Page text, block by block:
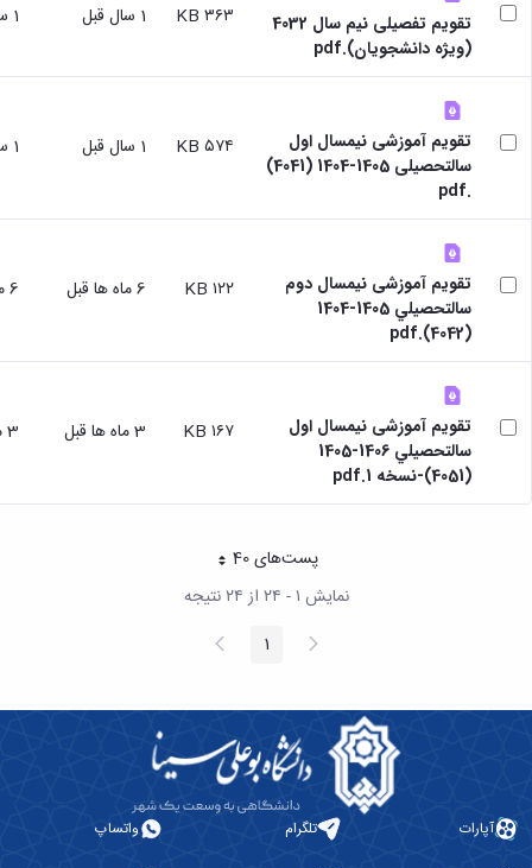
تقویم تفصیلی نیم سال 4032
(ویژه دانشجویان).pdf
۳۶۳ KB 1 سال قبل 1 سال قبل
تقویم آموزشی نیمسال اول
سالتحصیلی 1405-1404 (4041)
.pdf
۵۷۴ KB 1 سال قبل 1 سال قبل
تقویم آموزشی نیمسال دوم
سالتحصيلي 1405-1404
(4042).pdf
۱۲۲ KB 6 ماه ها قبل 6 ماه ها قبل
تقویم آموزشی نیمسال اول
سالتحصيلي 1406-1405
(4051)-نسخه 1.pdf
۱۶۷ KB 3 ماه ها قبل 3 ماه ها قبل
پست‌‌های 40هر صفحه
نمایش ۱ - ۲۴ از ۲۴ نتیجه
پیغام
قبلی صفحه1 صفحه
بعد
آپارات تلگرام واتساپ